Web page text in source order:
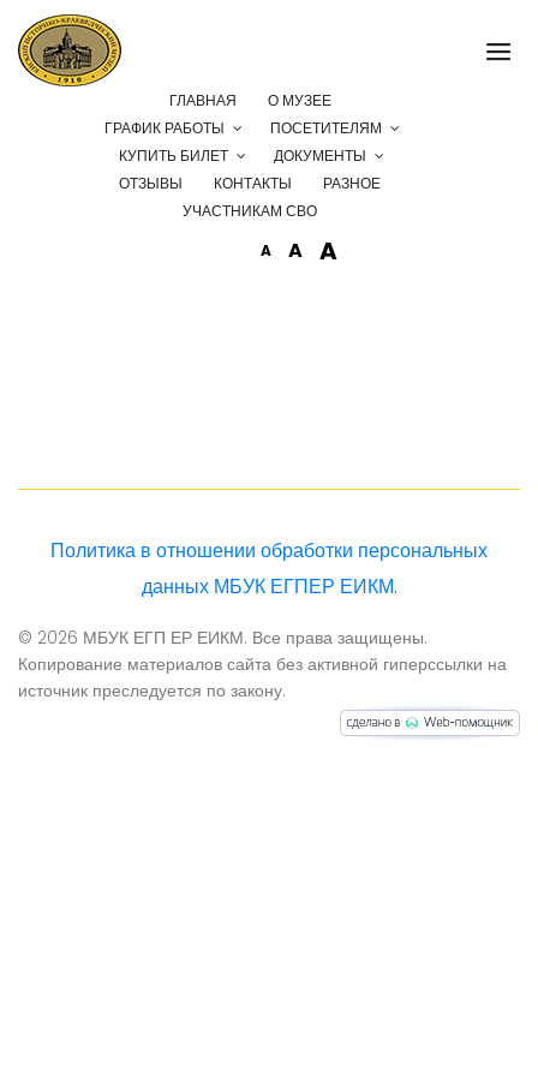
ГЛАВНАЯ
О МУЗЕЕ
ГРАФИК РАБОТЫ
ПОСЕТИТЕЛЯМ
КУПИТЬ БИЛЕТ
ДОКУМЕНТЫ
ОТЗЫВЫ
КОНТАКТЫ
РАЗНОЕ
УЧАСТНИКАМ СВО
A
A A
Дмитрий Халаджи приглашает в Ейск!
Политика в отношении обработки персональных
данных МБУК ЕГПЕР ЕИКМ.
© 2026 МБУК ЕГП ЕР ЕИКМ. Все права защищены.
Копирование материалов сайта без активной гиперссылки на
источник преследуется по закону.